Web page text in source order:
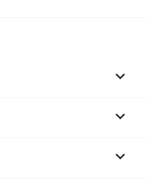


